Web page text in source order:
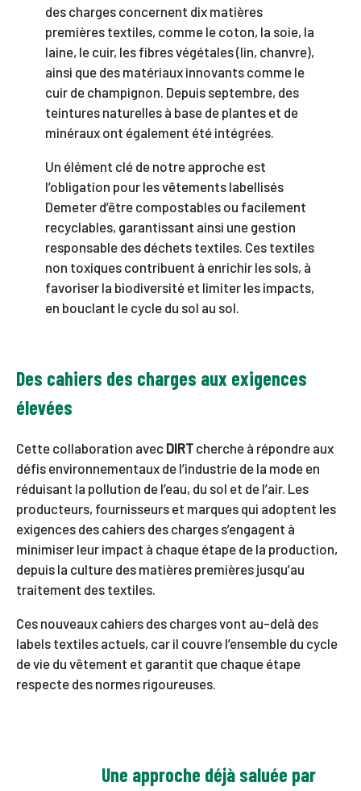
des charges concernent dix matières
premières textiles, comme le coton, la soie, la
laine, le cuir, les fibres végétales (lin, chanvre),
ainsi que des matériaux innovants comme le
cuir de champignon. Depuis septembre, des
teintures naturelles à base de plantes et de
minéraux ont également été intégrées.
Un élément clé de notre approche est
l’obligation pour les vêtements labellisés
Demeter d’être compostables ou facilement
recyclables, garantissant ainsi une gestion
responsable des déchets textiles. Ces textiles
non toxiques contribuent à enrichir les sols, à
favoriser la biodiversité et limiter les impacts,
en bouclant le cycle du sol au sol.
Des cahiers des charges aux exigences
élevées
Cette collaboration avec DIRT cherche à répondre aux
défis environnementaux de l’industrie de la mode en
réduisant la pollution de l’eau, du sol et de l’air. Les
producteurs, fournisseurs et marques qui adoptent les
exigences des cahiers des charges s’engagent à
minimiser leur impact à chaque étape de la production,
depuis la culture des matières premières jusqu’au
traitement des textiles.
Ces nouveaux cahiers des charges vont au-delà des
labels textiles actuels, car il couvre l’ensemble du cycle
de vie du vêtement et garantit que chaque étape
respecte des normes rigoureuses.
Une approche déjà saluée par